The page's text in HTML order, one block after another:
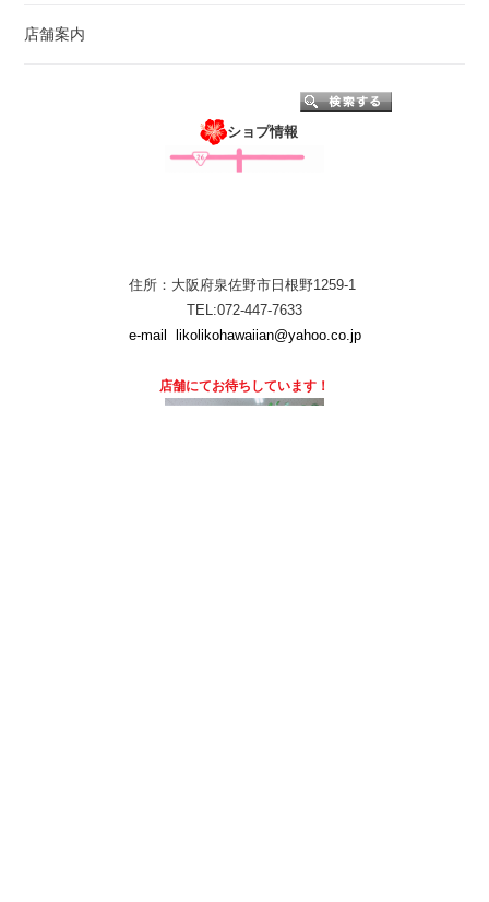
店舗案内
ショプ情報
住所：大阪府泉佐野市日根野1259-1
TEL:072-447-7633
e-mail
likolikohawaiian@yahoo.co.jp
店舗にてお待ちしています！